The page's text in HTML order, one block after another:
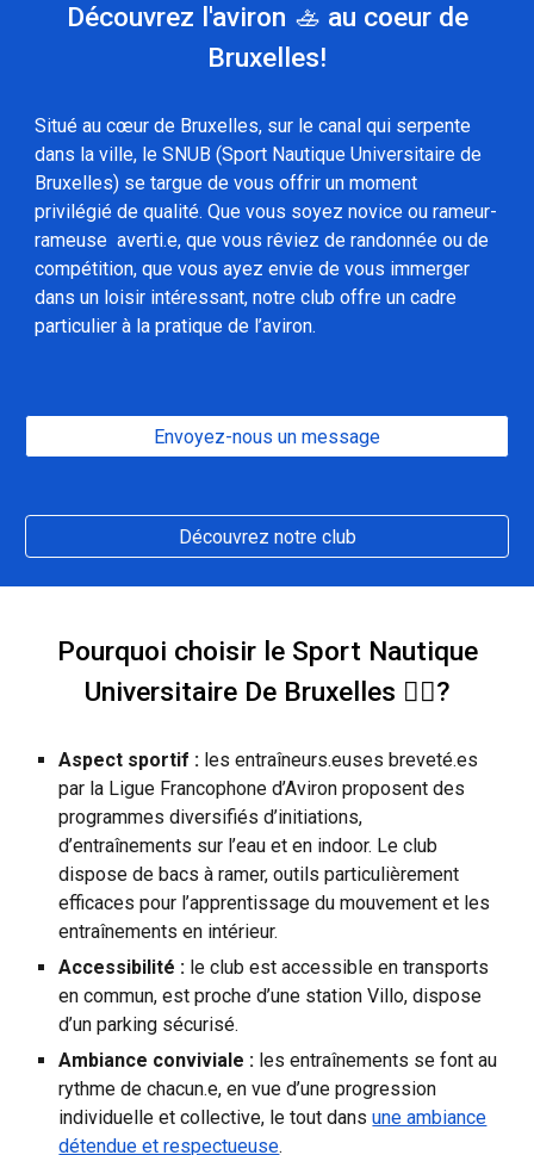
Découvrez l'aviron 🚣 au coeur de
Bruxelles!
Situé au cœur de Bruxelles, sur le canal qui serpente
dans la ville, le SNUB (Sport Nautique Universitaire de
Bruxelles) se targue de vous offrir un moment
privilégié de qualité. Que vous soyez novice ou rameur-
rameuse averti.e, que vous rêviez de randonnée ou de
compétition, que vous ayez envie de vous immerger
dans un loisir intéressant, notre club offre un cadre
particulier à la pratique de l’aviron.
Envoyez-nous un message
Découvrez notre club
Pourquoi choisir le Sport Nautique
Universitaire De Bruxelles 🙋‍♂️?
Aspect sportif : les entraîneurs.euses breveté.es
par la Ligue Francophone d’Aviron proposent des
programmes diversifiés d’initiations,
d’entraînements sur l’eau et en indoor. Le club
dispose de bacs à ramer, outils particulièrement
efficaces pour l’apprentissage du mouvement et les
entraînements en intérieur.
Accessibilité : le club est accessible en transports
en commun, est proche d’une station Villo, dispose
d’un parking sécurisé.
Ambiance conviviale : les entraînements se font au
rythme de chacun.e, en vue d’une progression
individuelle et collective, le tout dansune ambiance
détendue et respectueuse.